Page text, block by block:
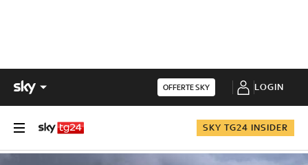
OFFERTE SKY LOGIN
SKY TG24 INSIDER